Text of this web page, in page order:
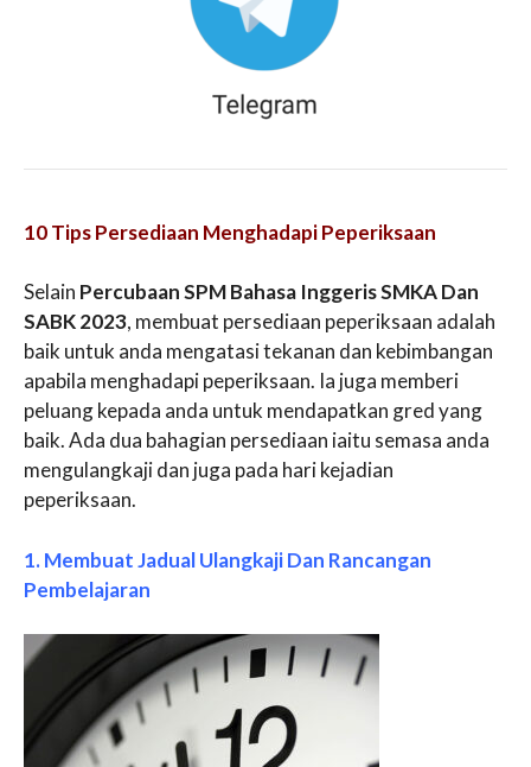
10 Tips Persediaan Menghadapi Peperiksaan
Selain Percubaan SPM Bahasa Inggeris SMKA Dan
SABK 2023, membuat persediaan peperiksaan adalah
baik untuk anda mengatasi tekanan dan kebimbangan
apabila menghadapi peperiksaan. Ia juga memberi
peluang kepada anda untuk mendapatkan gred yang
baik. Ada dua bahagian persediaan iaitu semasa anda
mengulangkaji dan juga pada hari kejadian
peperiksaan.
1. Membuat Jadual Ulangkaji Dan Rancangan
Pembelajaran